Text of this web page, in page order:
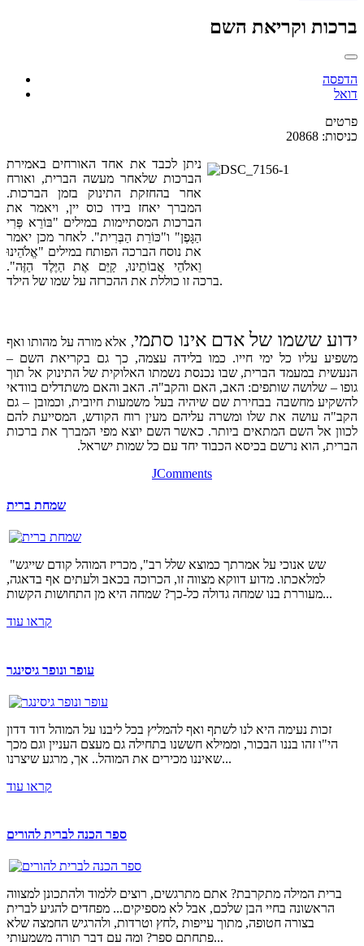
ברכות וקריאת השם
הדפסה
דואל
פרטים
כניסות: 20868
ניתן לכבד את אחד האורחים באמירת
הברכות שלאחר מעשה הברית, ואורח
אחר בהחזקת התינוק בזמן הברכות.
המברך יאחז בידו כוס יין, ויאמר את
הברכות המסתיימות במילים "בּוֹרֵא פְּרִי
הַגָּפֶן" ו"כּוֹרֵת הַבְּרִית". לאחר מכן יאמר
את נוסח הברכה הפותח במילים "אֱלֹהֵינוּ
וֵאלֹהֵי אֲבוֹתֵינוּ, קַיֵּם אֶת הַיֶּלֶד הַזֶּה".
ברכה זו כוללת את ההכרזה על שמו של הילד.
ידוע ששמו של אדם אינו סתמי, אלא מורה על מהותו ואף
משפיע עליו כל ימי חייו. כמו בלידה עצמה, כך גם בקריאת השם –
הנעשית במעמד הברית, שבו נכנסת נשמתו האלוקית של התינוק אל תוך
גופו – שלושה שותפים: האב, האם והקב"ה. האב והאם משתדלים בוודאי
להשקיע מחשבה בבחירת שם שיהיה בעל משמעות חיובית, וכמובן – גם
הקב"ה עושה את שלו ומשרה עליהם מעין רוח הקודש, המסייעת להם
לכוון אל השם המתאים ביותר. כאשר השם יוצא מפי המברך את ברכות
הברית, הוא נרשם בכיסא הכבוד יחד עם כל שמות ישראל.
disfunzione erettile:
erettile:comprare levitra
online
. Per questo motivo e consigliabile chiedere consiglio al
JComments
שמחת ברית
"שש אנוכי על אמרתך כמוצא שלל רב", מכריז המוהל קודם שייגש
למלאכתו. מדוע דווקא מצווה זו, הכרוכה בכאב ולעתים אף בדאגה,
מעוררת בנו שמחה גדולה כל-כך? שמחה היא מן התחושות הקשות...
קראו עוד
עופר ונופר גיסינגר
זכות נעימה היא לנו לשתף ואף להמליץ בכל ליבנו על המוהל דוד דדון
הי"ו זהו בננו הבכור, וממילא חששנו בתחילה גם מעצם העניין וגם מכך
שאיננו מכירים את המוהל.. אך, מרגע שיצרנו...
קראו עוד
ספר הכנה לברית להורים
ברית המילה מתקרבת? אתם מתרגשים, רוצים ללמוד ולהתכונן למצווה
הראשונה בחיי הבן שלכם, אבל לא מספיקים... מפחדים להגיע לברית
בצורה חטופה, מתוך עייפות ,לחץ וטרדות, ולהרגיש החמצה שלא
פתחתם ספר? ומה עם דבר תורה משמעותי...